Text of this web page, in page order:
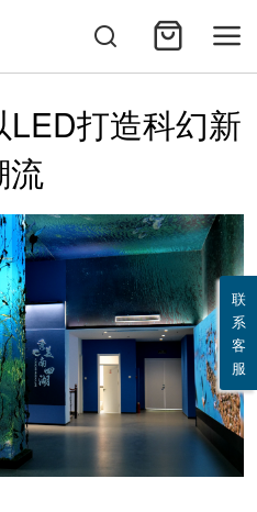
打造科幻新
流
联
系
客
服